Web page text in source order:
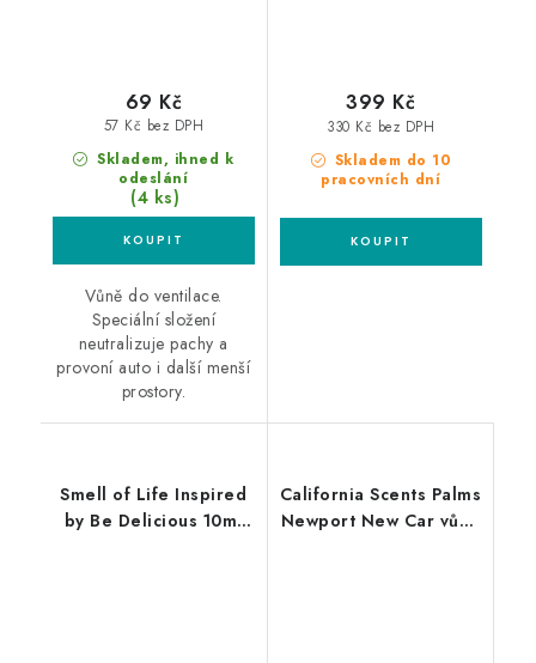
Skladem, ihned k
odeslání
(4 ks)
57 Kč bez DPH
69 Kč
Vůně do ventilace.
Speciální složení
neutralizuje pachy a
provoní auto i další menší
prostory.
Skladem do 10
pracovních dní
330 Kč bez DPH
399 Kč
Smell of Life Inspired
by Be Delicious 10ml
California Scents Palms
Newport New Car vůně